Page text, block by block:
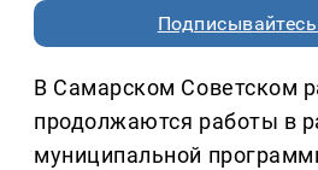
В Самарском Советском
продолжаются работы в
муниципальной